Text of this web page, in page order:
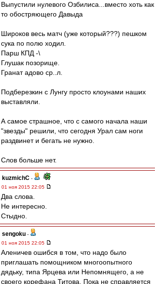
Выпустили нулевого Озбилиса...вместо хоть как
то обостряющего Давыда
Широков весь матч (уже который???) пешком
сука по полю ходил.
Парш КПД -\
Глушак позорище.
Гранат адово ср..л.
Подберезкин с Лунгу просто клоунами наших
выставляли.
А самое страшное, что с самого начала наши
"звезды" решили, что сегодня Урал сам ноги
раздвинет и бегать не нужно.
Слов больше нет.
kuzmichC -
01 ноя 2015 22:05
Два слова.
Не интересно.
Стыдно.
sengoku -
01 ноя 2015 22:05
Аленичев ошибся в том, что надо было
приглашать помощником многоопытного
дядьку, типа Ярцева или Непомнящего, а не
своего корефана Титова. Пока не справляется